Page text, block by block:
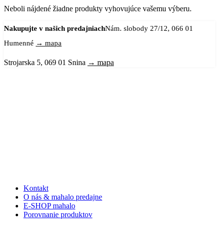
Neboli nájdené žiadne produkty vyhovujúce vašemu výberu.
Nakupujte v našich predajniachNám. slobody 27/12, 066 01
Humenné → mapa
Strojarska 5, 069 01 Snina → mapa
Kontakt
O nás & mahalo predajne
E-SHOP mahalo
Porovnanie produktov